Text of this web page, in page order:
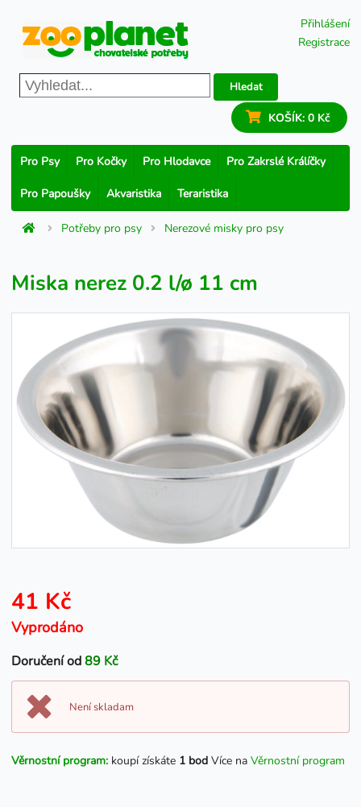
Přihlášení
Registrace
Hledat
KOŠÍK: 0 Kč
Pro Psy Pro Kočky Pro Hlodavce Pro Zakrslé Králíčky
Pro Papoušky Akvaristika Teraristika
Potřeby pro psy Nerezové misky pro psy
Miska nerez 0.2 l/ø 11 cm
41 Kč
Vyprodáno
Doručení od89 Kč
Není skladam
Věrnostní program: koupí získáte 1 bod Více na Věrnostní program